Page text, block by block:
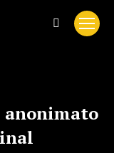
Search:
anonimato